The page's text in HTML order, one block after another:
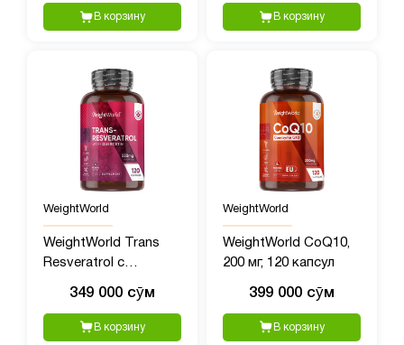
В корзину В корзину
WeightWorld
WeightWorld Trans
Resveratrol с
349 000 сӯм
В корзину
WeightWorld
WeightWorld CoQ10,
200 мг, 120 капсул
399 000 сӯм
В корзину